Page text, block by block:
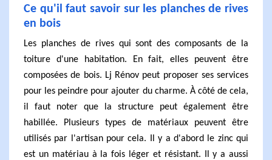
Ce qu'il faut savoir sur les planches de rives
en bois
Les planches de rives qui sont des composants de la
toiture d'une habitation. En fait, elles peuvent être
composées de bois. Lj Rénov peut proposer ses services
pour les peindre pour ajouter du charme. À côté de cela,
il faut noter que la structure peut également être
habillée. Plusieurs types de matériaux peuvent être
utilisés par l'artisan pour cela. Il y a d'abord le zinc qui
est un matériau à la fois léger et résistant. Il y a aussi